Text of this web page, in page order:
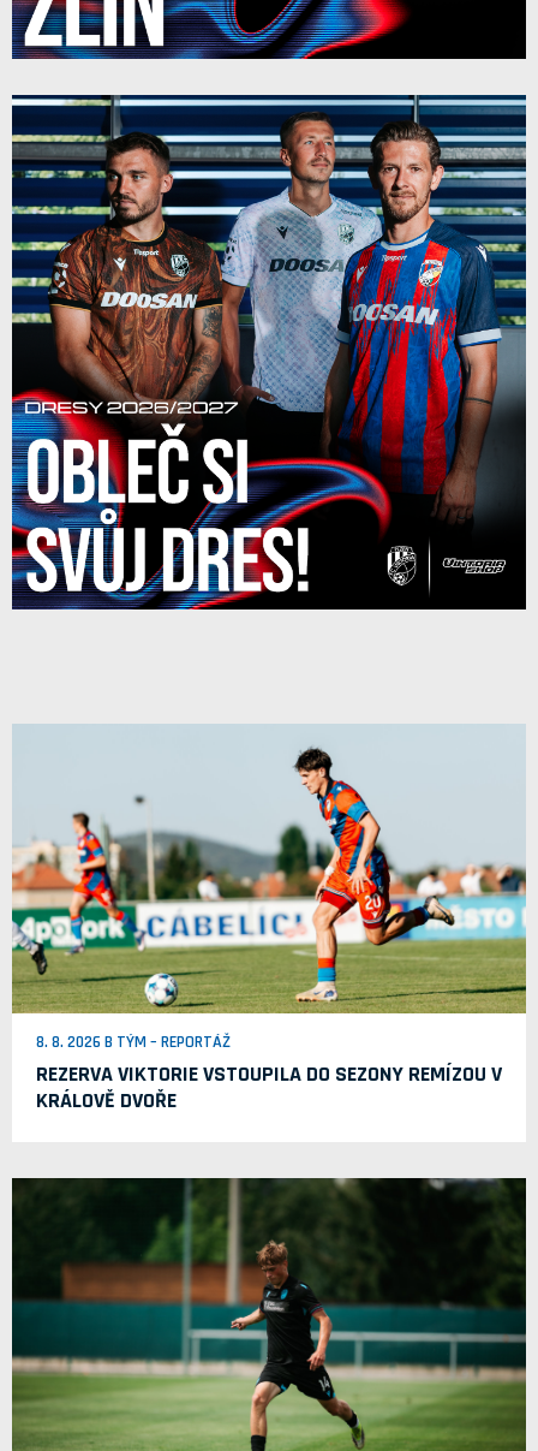
8. 8. 2026 B TÝM – REPORTÁŽ
REZERVA VIKTORIE VSTOUPILA DO SEZONY REMÍZOU V
KRÁLOVĚ DVOŘE